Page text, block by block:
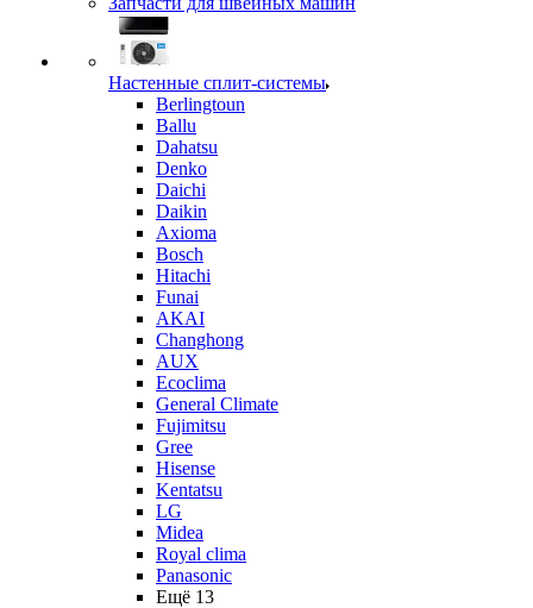
Настенные сплит-системы
Berlingtoun
Ballu
Dahatsu
Denko
Daichi
Daikin
Axioma
Bosch
Hitachi
Funai
AKAI
Changhong
AUX
Ecoclima
General Climate
Fujimitsu
Gree
Hisense
Kentatsu
LG
Midea
Royal clima
Panasonic
Ещё 13